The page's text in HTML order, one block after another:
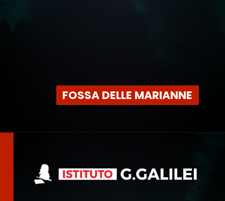
FOSSA DELLE MARIANNE